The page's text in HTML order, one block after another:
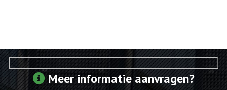
Trailers
Torpedo Meer informatie aanvragen?